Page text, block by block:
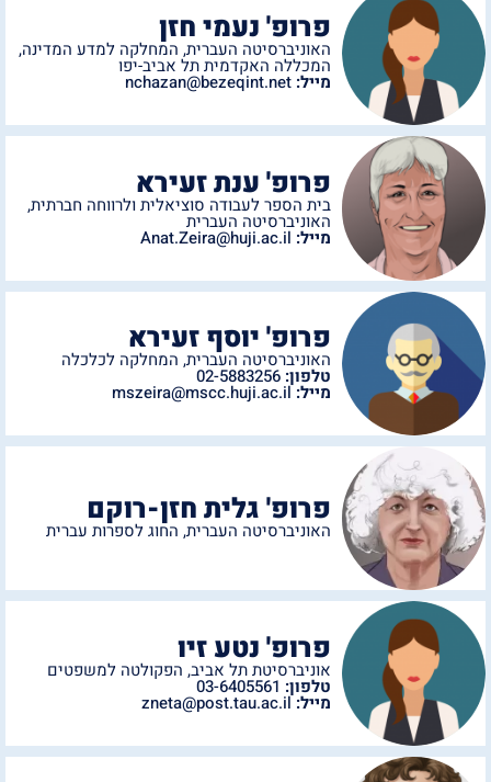
פרופ' נעמי חזן
האוניברסיטה העברית, המחלקה למדע המדינה,
המכללה האקדמית תל אביב-יפו
מייל:nchazan@bezeqint.net
פרופ' ענת זעירא
בית הספר לעבודה סוציאלית ולרווחה חברתית,
האוניברסיטה העברית
מייל: Anat.Zeira@huji.ac.il
פרופ' יוסף זעירא
האוניברסיטה העברית, המחלקה לכלכלה
טלפון: 02-5883256
מייל:mszeira@mscc.huji.ac.il
פרופ' גלית חזן-רוקם
האוניברסיטה העברית, החוג לספרות עברית
פרופ' נטע זיו
אוניברסיטת תל אביב, הפקולטה למשפטים
טלפון:
מייל:zneta@post.tau.ac.il